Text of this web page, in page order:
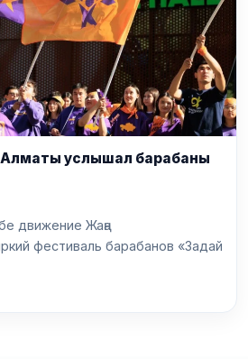
услышал барабаны
движение Жаңа
фестиваль барабанов «Задай